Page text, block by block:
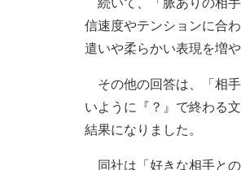
続いて、「脈ありの相
信速度やテンションに合
遣いや柔らかい表現を増
その他の回答は、「相
いように『？』で終わる
結果になりました。
同社は「好きな相手と